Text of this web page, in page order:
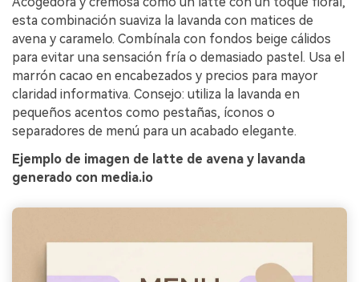
esta combinación suaviza la lavanda con matices de
avena y caramelo. Combínala con fondos beige cálidos
para evitar una sensación fría o demasiado pastel. Usa el
marrón cacao en encabezados y precios para mayor
claridad informativa. Consejo: utiliza la lavanda en
pequeños acentos como pestañas, íconos o
separadores de menú para un acabado elegante.
Ejemplo de imagen de latte de avena y lavanda
generado con media.io